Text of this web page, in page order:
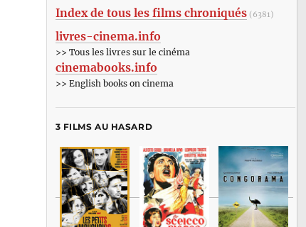
Index de tous les films chroniqués (6381)
livres-cinema.info
>> Tous les livres sur le cinéma
cinemabooks.info
>> English books on cinema
3 FILMS AU HASARD